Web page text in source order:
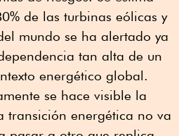
de las turbinas eólicas y
mundo se ha alertado ya
tan alta de un
energético global.
se hace visible la
transición energética no va